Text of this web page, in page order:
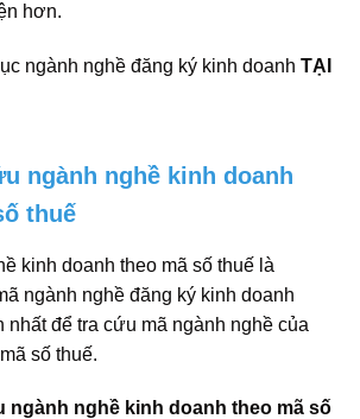
hơn.
ngành nghề đăng ký kinh doanh TẠI
ngành nghề kinh doanh
thuế
kinh doanh theo mã số thuế là
ngành nghề đăng ký kinh doanh
nhất để tra cứu mã ngành nghề của
số thuế.
ngành nghề kinh doanh theo mã số